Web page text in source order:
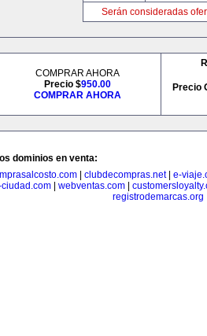
Serán consideradas
COMPRAR AHORA
Precio $950.00
COMPRAR AHORA
Precio
dominios en venta:
clubdecompras.net| e-
| webventas.com|
registrodemarcas.org